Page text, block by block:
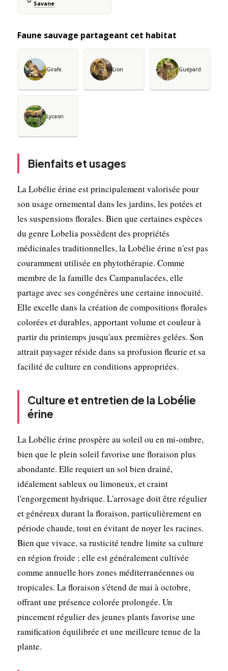
Savane
Faune sauvage partageant cet habitat
Girafe Lion Guépard
Lycaon
Bienfaits et usages
La Lobélie érine est principalement valorisée pour
son usage ornemental dans les jardins, les potées et
les suspensions florales. Bien que certaines espèces
du genre Lobelia possèdent des propriétés
médicinales traditionnelles, la Lobélie érine n'est pas
couramment utilisée en phytothérapie. Comme
membre de la famille des Campanulacées, elle
partage avec ses congénères une certaine innocuité.
Elle excelle dans la création de compositions florales
colorées et durables, apportant volume et couleur à
partir du printemps jusqu'aux premières gelées. Son
attrait paysager réside dans sa profusion fleurie et sa
facilité de culture en conditions appropriées.
Culture et entretien de la Lobélie
érine
La Lobélie érine prospère au soleil ou en mi-ombre,
bien que le plein soleil favorise une floraison plus
abondante. Elle requiert un sol bien drainé,
idéalement sableux ou limoneux, et craint
l'engorgement hydrique. L'arrosage doit être régulier
et généreux durant la floraison, particulièrement en
période chaude, tout en évitant de noyer les racines.
Bien que vivace, sa rusticité tendre limite sa culture
en région froide ; elle est généralement cultivée
comme annuelle hors zones méditerranéennes ou
tropicales. La floraison s'étend de mai à octobre,
offrant une présence colorée prolongée. Un
pincement régulier des jeunes plants favorise une
ramification équilibrée et une meilleure tenue de la
plante.